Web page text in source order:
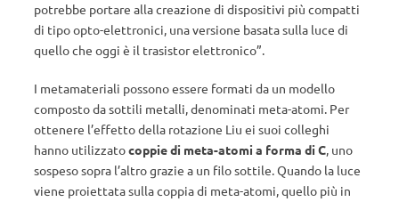
potrebbe portare alla creazione di dispositivi più compatti
di tipo opto-elettronici, una versione basata sulla luce di
quello che oggi è il trasistor elettronico”.
I metamateriali possono essere formati da un modello
composto da sottili metalli, denominati meta-atomi. Per
ottenere l’effetto della rotazione Liu ei suoi colleghi
hanno utilizzatocoppie di meta-atomi a forma di C, uno
sospeso sopra l’altro grazie a un filo sottile. Quando la luce
viene proiettata sulla coppia di meta-atomi, quello più in